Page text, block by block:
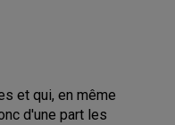
et qui, en même
d'une part les